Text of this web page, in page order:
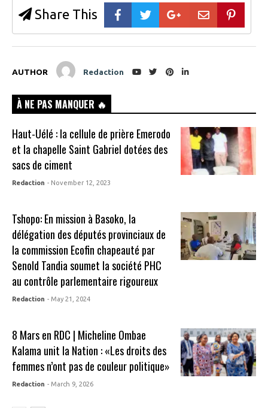
Share This
AUTHOR Redaction
À NE PAS MANQUER 🔥
Haut-Uélé : la cellule de prière Emerodo
et la chapelle Saint Gabriel dotées des
sacs de ciment
Redaction - November 12, 2023
Tshopo: En mission à Basoko, la
délégation des députés provinciaux de
la commission Ecofin chapeauté par
Senold Tandia soumet la société PHC
au contrôle parlementaire rigoureux
Redaction - May 21, 2024
8 Mars en RDC | Micheline Ombae
Kalama unit la Nation : «Les droits des
femmes n’ont pas de couleur politique»
Redaction - March 9, 2026